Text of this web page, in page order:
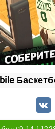
с
и PvP-
команд и
и стиля для